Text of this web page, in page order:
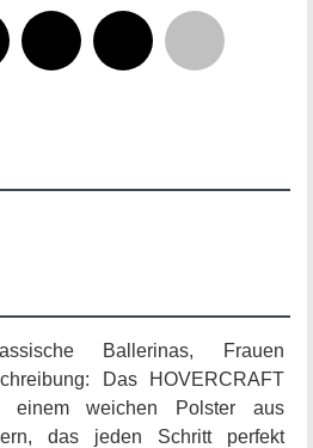
Ballerinas, Frauen
Das HOVERCRAFT
einem weichen Polster aus
das jeden Schritt perfekt